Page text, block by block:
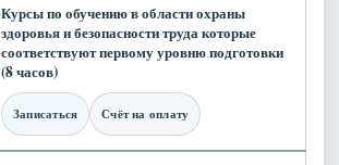
Курсы по обучению в области охраны
здоровья и безопасности труда которые
соответствуют первому уровню подготовки
(8 часов)
Записаться Счёт на оплату